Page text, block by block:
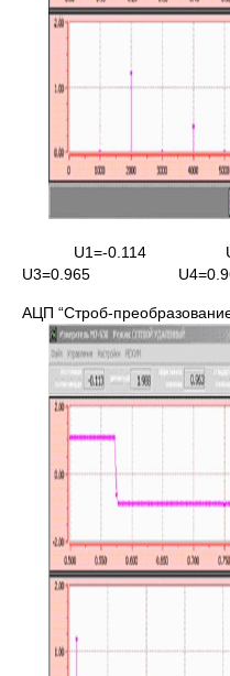
U1=-0.114
U3=0.965
АЦП “Строб-